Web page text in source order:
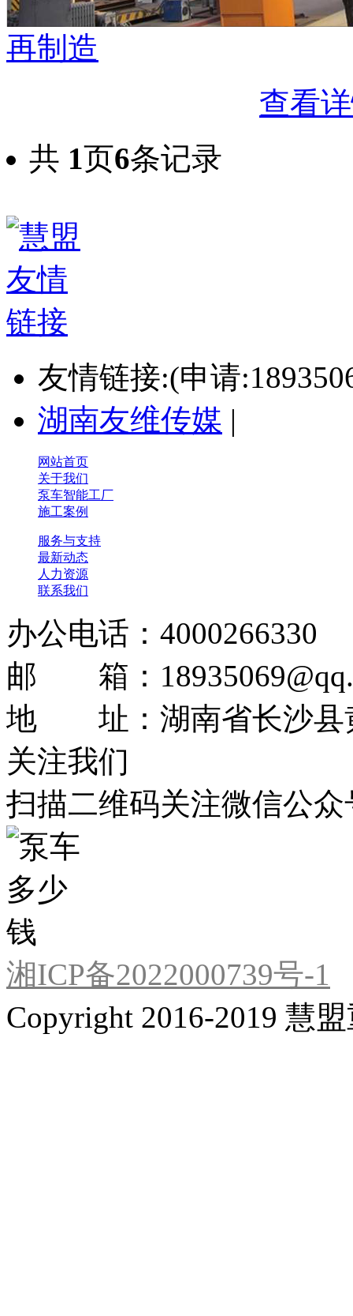
再制造
查看
共 1页6条记录
友情链接:(申请
湖南友维传媒 |
网站首页
关于我们
泵车智能工厂
施工案例
服务与支持
最新动态
人力资源
联系我们
办公电话：4000266330
邮 箱：
地 址：湖南省长沙县
关注我们
扫描二维码关注微信公众
湘ICP备2022000739号-1
Copyright 2016-2019 慧